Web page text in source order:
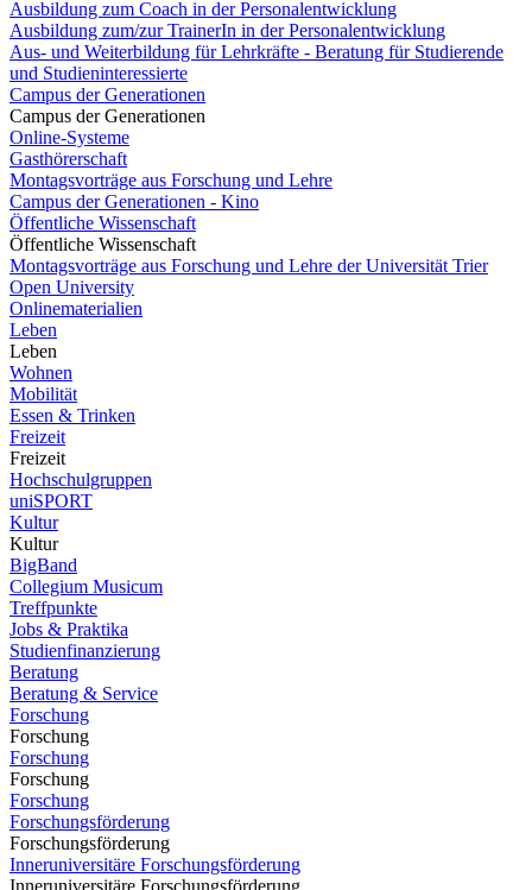
Ausbildung zum Coach in der Personalentwicklung
Ausbildung zum/zur TrainerIn in der Personalentwicklung
Aus- und Weiterbildung für Lehrkräfte - Beratung für Studierende
und Studieninteressierte
Campus der Generationen
Campus der Generationen
Online-Systeme
Gasthörerschaft
Montagsvorträge aus Forschung und Lehre
Campus der Generationen - Kino
Öffentliche Wissenschaft
Öffentliche Wissenschaft
Montagsvorträge aus Forschung und Lehre der Universität Trier
Open University
Onlinematerialien
Leben
Leben
Wohnen
Mobilität
Essen & Trinken
Freizeit
Freizeit
Hochschulgruppen
uniSPORT
Kultur
Kultur
BigBand
Collegium Musicum
Treffpunkte
Jobs & Praktika
Studienfinanzierung
Beratung
Beratung & Service
Forschung
Forschung
Forschung
Forschung
Forschung
Forschungsförderung
Forschungsförderung
Inneruniversitäre Forschungsförderung
Inneruniversitäre Forschungsförderung